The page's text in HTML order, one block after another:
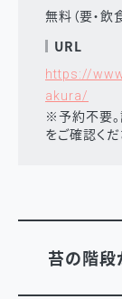
無料（要・飲
URL
https://
akura/
※予約不要
をご確認くだ
苔の階段